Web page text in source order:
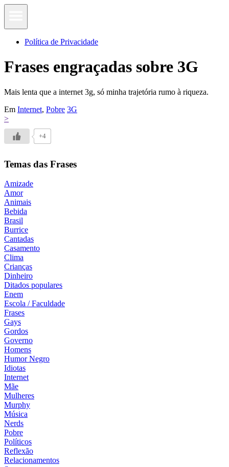
Política de Privacidade
Frases engraçadas sobre 3G
Mais lenta que a internet 3g, só minha trajetória rumo à riqueza.
Em Internet, Pobre 3G
>
+4
Temas das Frases
Amizade
Amor
Animais
Bebida
Brasil
Burrice
Cantadas
Casamento
Clima
Crianças
Dinheiro
Ditados populares
Enem
Escola / Faculdade
Frases
Gays
Gordos
Governo
Homens
Humor Negro
Idiotas
Internet
Mãe
Mulheres
Murphy
Música
Nerds
Pobre
Políticos
Reflexão
Relacionamentos